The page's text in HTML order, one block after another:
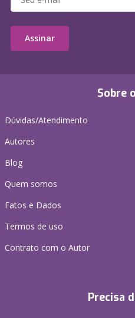
Sobre
Dúvidas/Atendimento
Autores
Blog
Quem somos
Fatos e Dados
Termos de uso
Contrato com o Autor
Precisa
Assinar